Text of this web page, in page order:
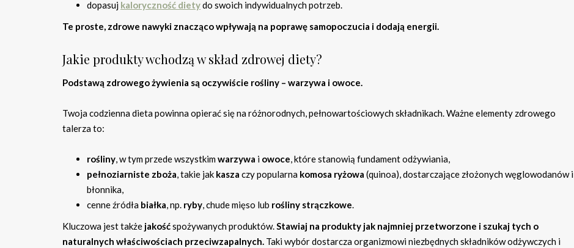
dopasuj kaloryczność dietydo swoich indywidualnych potrzeb.
Te proste, zdrowe nawyki znacząco wpływają na poprawę samopoczucia i dodają energii.
Jakie produkty wchodzą w skład zdrowej diety?
Podstawą zdrowego żywienia są oczywiście rośliny – warzywa i owoce.
Twoja codzienna dieta powinna opierać się na różnorodnych, pełnowartościowych składnikach. Ważne elementy zdrowego
talerza to:
rośliny, w tym przede wszystkimwarzywa i owoce, które stanowią fundament odżywiania,
pełnoziarniste zboża, takie jak kasza czy popularna komosa ryżowa (quinoa), dostarczające złożonych węglowodanów i
błonnika,
cenne źródła białka, np. ryby, chude mięso lub rośliny strączkowe.
Kluczowa jest także jakośćspożywanych produktów.Stawiaj na produkty jak najmniej przetworzone i szukaj tych o
naturalnych właściwościach przeciwzapalnych. Taki wybór dostarcza organizmowi niezbędnych składników odżywczych i